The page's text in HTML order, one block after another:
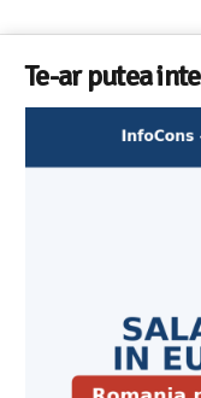
Te-ar putea
Cele mai bune
Aplicatia InfoCons